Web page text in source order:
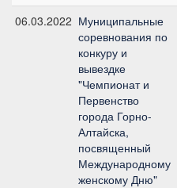
06.03.2022 Муниципальные
соревнования по
конкуру и
вывездке
"Чемпионат и
Первенство
города Горно-
Алтайска,
посвященный
Международному
женскому Дню"